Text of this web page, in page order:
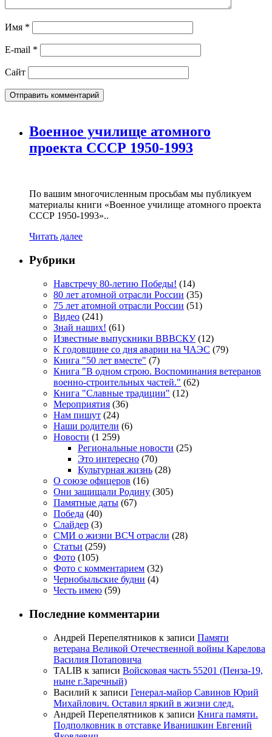
Имя *
E-mail *
Сайт
Военное училище атомного
проекта СССР 1950-1993
По вашим многочисленным просьбам мы публикуем
материалы книги «Военное училище атомного проекта
СССР 1950-1993»..
Читать далее
Рубрики
Навстречу 80-летию Победы! (14)
80 лет атомной отрасли России (35)
75 лет атомной отрасли России (51)
Видео (241)
Знай наших! (61)
Известные выпускники ВВВСКУ(12)
К годовщине со дня аварии на ЧАЭС (79)
Книга "50 лет вместе" (7)
Книга "В одном строю. Воспоминания ветеранов
военно-строительных частей." (62)
Книга "Славные традиции" (12)
Мероприятия (36)
Нам пишут (24)
Наши родители (6)
Новости (1 259)
Региональные новости (25)
Это интересно (70)
Культурная жизнь (28)
О союзе офицеров (16)
Они защищали Родину (305)
Памятные даты (67)
Победа (40)
Слайдер (3)
СМИ о жизни ВСЧ отрасли (28)
Статьи (259)
Фото (105)
Фото с комментарием (32)
Чернобыльские будни (4)
Честь имею (59)
Последние комментарии
Андрей Перепелятников к записи Памяти
ветерана Великой Отечественной войны Карелова
Василия Потаповича
TALIB к записи Войсковая часть 55201 (Пенза-19,
ныне г.Заречный)
Василий к записи Генерал-майор Савинов Юрий
Михайлович. Оставил яркий в жизни след.
Андрей Перепелятников к записи Книга памяти.
Подполковник в отставке Иванишкин Евгений